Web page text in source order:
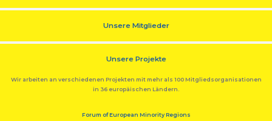
Unsere Mitglieder
Unsere Projekte
Wir arbeiten an verschiedenen Projekten mit mehr als 100 Mitgliedsorganisationen
in 36 europäischen Ländern.
Forum of European Minority Regions